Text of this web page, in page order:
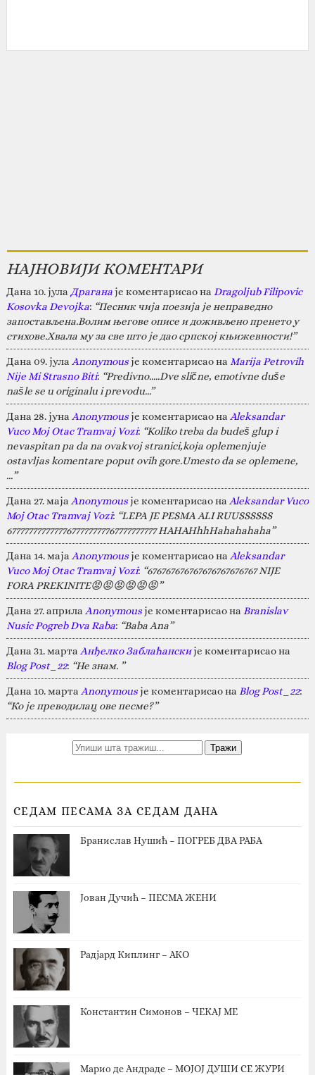
НАЈНОВИЈИ КОМЕНТАРИ
Дана 10. јула Драганаје коментарисао на Dragoljub Filipovic
Kosovka Devojka: “Песник чија поезија је неправедно
запостављена.Волим његове описе и доживљено пренето у
стихове.Хвала му за све што је дао српској књижевности!”
Дана 09. јула Anonymousје коментарисао на Marija Petrovih
Nije Mi Strasno Biti: “Predivno.....Dve slične, emotivne duše
našle se u originalu i prevodu...”
Дана 28. јуна Anonymousје коментарисао на Aleksandar
Vuco Moj Otac Tramvaj Vozi: “Koliko treba da budeš glup i
nevaspitan pa da na ovakvoj stranici,koja oplemenjuje
ostavljas komentare poput ovih gore.Umesto da se oplemene,
…”
Дана 27. маја Anonymousје коментарисао на Aleksandar Vuco
Moj Otac Tramvaj Vozi: “LEPA JE PESMA ALI RUUSSSSSS
67777777777777677777777767777777777 HAHAHhhHahahahaha”
Дана 14. маја Anonymousје коментарисао на Aleksandar
Vuco Moj Otac Tramvaj Vozi: “676767676767676767676767 NIJE
FORA PREKINITE😡😡😡😡😡😡”
Дана 27. априла Anonymousје коментарисао на Branislav
Nusic Pogreb Dva Raba: “Baba Ana”
Дана 31. марта Анђелко Заблаћанскије коментарисао на
Blog Post_22: “Не знам. ”
Дана 10. марта Anonymousје коментарисао на Blog Post_22:
“Ко је преводилац ове песме?”
СЕДАМ ПЕСАМА ЗА СЕДАМ ДАНА
Бранислав Нушић – ПОГРЕБ ДВА РАБА
Јован Дучић – ПЕСМА ЖЕНИ
Радјард Киплинг – АКО
Константин Симонов – ЧЕКАЈ МЕ
Марио де Андраде – МОЈОЈ ДУШИ СЕ ЖУРИ